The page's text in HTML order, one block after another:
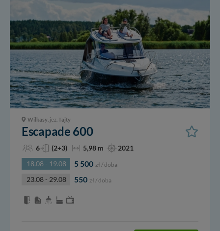
Wilkasy , jez. Tajty
Escapade 600
6 (2+3) 5,98 m 2021
18.08 - 19.08 5 500 zł / doba
23.08 - 29.08 550 zł / doba